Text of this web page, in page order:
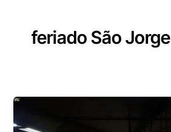
feriado São Jorge